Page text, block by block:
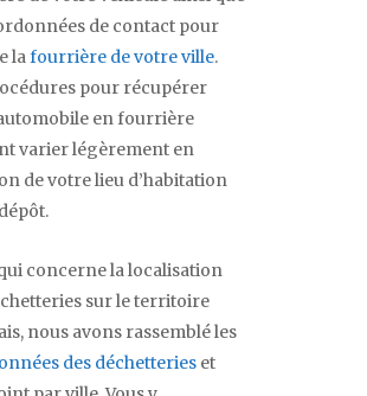
de contact pour
lafourrière de votre ville.
pour récupérer
en fourrière
varier légèrement en
de votre lieu d’habitation
concerne la localisation
sur le territoire
nous avons rassemblé les
des déchetteries et